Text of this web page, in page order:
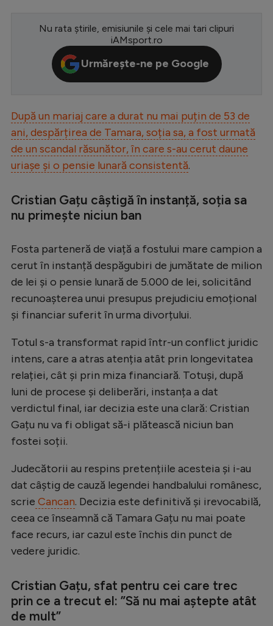
CM 2026
Premier League
LaLiga
Bundesliga
Ligue 1
Campionate
EURO 2024
Clasamente
Tenis
Handbal
Natație
Formula 1
Gimnastică
Auto
Ciclism
Alte sporturi
JO 2024
JO 2026
Nu rata știrile, emisiunile și cele mai tari clipuri
iAMsport.ro
Urmărește-ne pe Google
După un mariaj care a durat nu mai puțin de 53 de
ani, despărțirea de Tamara, soția sa, a fost urmată
de un scandal răsunător, în care s-au cerut daune
uriașe și o pensie lunară consistentă.
Cristian Gațu câștigă în instanță, soția sa
nu primește niciun ban
Fosta parteneră de viață a fostului mare campion a
cerut în instanță despăgubiri de jumătate de milion
de lei și o pensie lunară de 5.000 de lei, solicitând
recunoașterea unui presupus prejudiciu emoțional
și financiar suferit în urma divorțului.
Totul s-a transformat rapid într-un conflict juridic
intens, care a atras atenția atât prin longevitatea
relației, cât și prin miza financiară. Totuși, după
luni de procese și deliberări, instanța a dat
verdictul final, iar decizia este una clară: Cristian
Gațu nu va fi obligat să-i plătească niciun ban
fostei soții.
Judecătorii au respins pretențiile acesteia și i-au
dat câștig de cauză legendei handbalului românesc,
scrie Cancan. Decizia este definitivă și irevocabilă,
ceea ce înseamnă că Tamara Gațu nu mai poate
face recurs, iar cazul este închis din punct de
vedere juridic.
Cristian Gațu, sfat pentru cei care trec
prin ce a trecut el: ”Să nu mai aștepte atât
de mult”